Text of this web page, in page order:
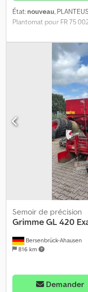
État: nouveau,
Plantomat pour FR 75
entraînée
carbure, profondeur de
hydraulique d'environ
hydraulique,
environ 25 cm 0070
emplacements Dwedpfx
stockage pour le
de transport 0100 Frais
Bersenbrück-Ahausen
816 km
Semoir de précision
GrimmeGL 420
Demander